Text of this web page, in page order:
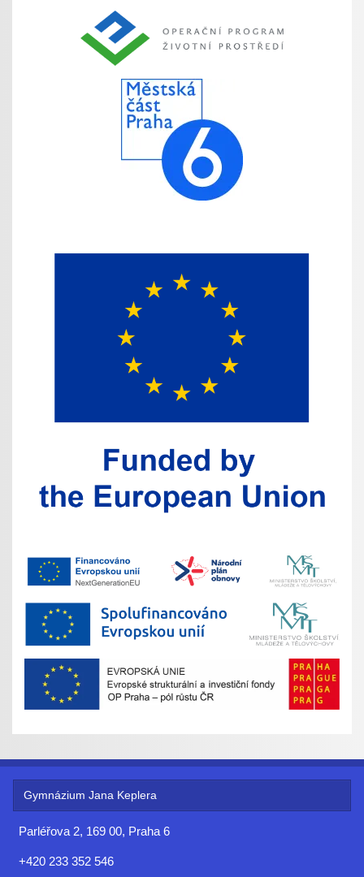
Gymnázium Jana Keplera
Parléřova 2, 169 00, Praha 6
+420 233 352 546